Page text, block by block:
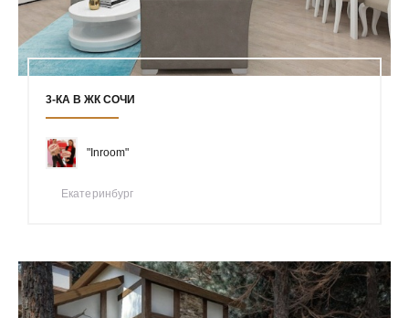
3-КА В ЖК СОЧИ
"Inroom"
Екатеринбург